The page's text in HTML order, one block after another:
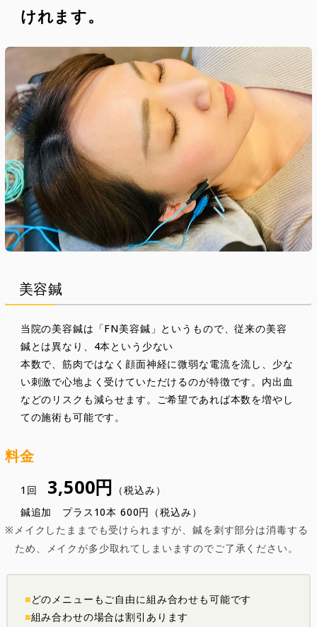
けれます。
美容鍼
当院の美容鍼は「FN美容鍼」というもので、従来の美容
鍼とは異なり、4本という少ない
本数で、筋肉ではなく顔面神経に微弱な電流を流し、少な
い刺激で心地よく受けていただけるのが特徴です。内出血
などのリスクも減らせます。ご希望であれば本数を増やし
ての施術も可能です。
料金
1回 3,500円 （税込み）
鍼追加 プラス10本 600円（税込み）
メイクしたままでも受けられますが、鍼を刺す部分は消毒する
ため、メイクが多少取れてしまいますのでご了承ください。
どのメニューもご自由に組み合わせも可能です
組み合わせの場合は割引あります